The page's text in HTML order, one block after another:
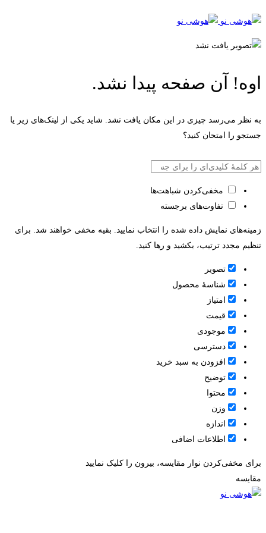
اوه! آن صفحه پیدا نشد.
به نظر می‌رسد چیزی در این مکان یافت نشد. شاید یکی از لینک‌های زیر یا
جستجو را امتحان کنید؟
مخفی‌کردن شباهت‌ها
تفاوت‌های برجسته
زمینه‌های نمایش داده شده را انتخاب نمایید. بقیه مخفی خواهند شد. برای
تنظیم مجدد ترتیب، بکشید و رها کنید.
تصویر
شناسۀ محصول
امتیاز
قيمت
موجودی
دسترسی
افزودن به سبد خرید
توضیح
محتوا
وزن
اندازه
اطلاعات اضافی
برای مخفی‌کردن نوار مقایسه، بیرون را کلیک نمایید
مقایسه